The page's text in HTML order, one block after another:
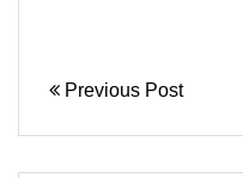
Previous Post